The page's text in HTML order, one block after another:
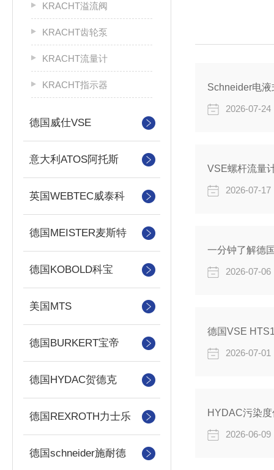
KRACHT溢流阀
KRACHT齿轮泵
KRACHT流量计
KRACHT指示器
德国威仕VSE
意大利ATOS阿托斯
英国WEBTEC威泰科
德国MEISTER麦斯特
德国KOBOLD科宝
美国MTS
德国BURKERT宝帝
德国HYDAC贺德克
德国REXROTH力士乐
德国schneider施耐德
2026-07-24
2026-07-17
一分钟了解德
2026-07-06
德国VSE
2026-07-01
HYDAC污染
2026-06-09